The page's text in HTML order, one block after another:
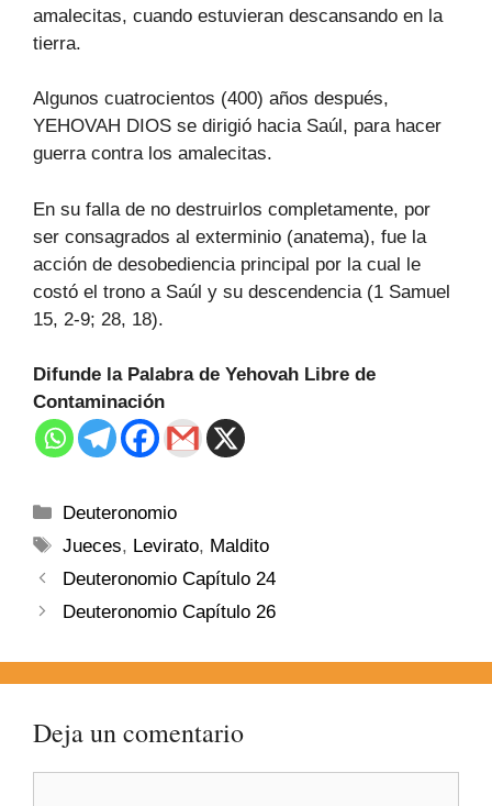
amalecitas, cuando estuvieran descansando en la
tierra.
Algunos cuatrocientos (400) años después,
YEHOVAH DIOS se dirigió hacia Saúl, para hacer
guerra contra los amalecitas.
En su falla de no destruirlos completamente, por
ser consagrados al exterminio (anatema), fue la
acción de desobediencia principal por la cual le
costó el trono a Saúl y su descendencia (1 Samuel
15, 2-9; 28, 18).
Difunde la Palabra de Yehovah Libre de
Contaminación
Deuteronomio
Jueces, Levirato, Maldito
Deuteronomio Capítulo 24
Deuteronomio Capítulo 26
Deja un comentario